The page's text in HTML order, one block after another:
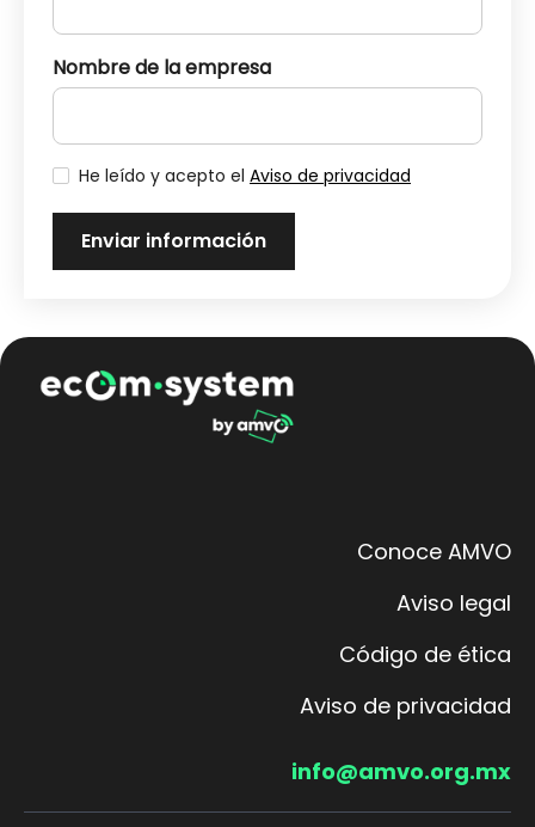
Nombre de la empresa
He leído y acepto el Aviso de privacidad
Conoce AMVO
Aviso legal
Código de ética
Aviso de privacidad
info@amvo.org.mx